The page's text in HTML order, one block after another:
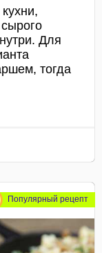
Для
тогда
Популярный рецепт